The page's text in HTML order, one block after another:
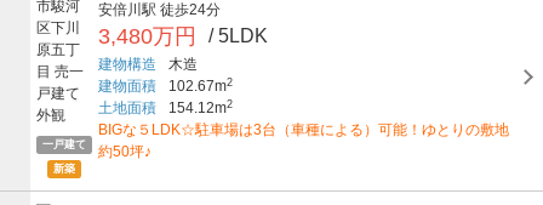
一戸建て
新築
安倍川駅 徒歩24分
3,480万円 / 5LDK
建物構造
木造
建物面積
102.67m2
土地面積 154.12m2
BIGな５LDK☆駐車場は3台（車種による）可能！ゆとりの敷地
約50坪♪